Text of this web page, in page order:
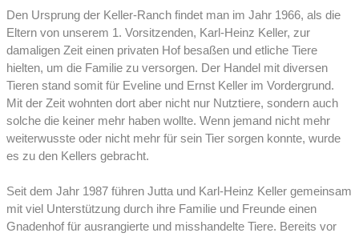
Den Ursprung der Keller-Ranch findet man im Jahr 1966, als die
Eltern von unserem 1. Vorsitzenden, Karl-Heinz Keller, zur
damaligen Zeit einen privaten Hof besaßen und etliche Tiere
hielten, um die Familie zu versorgen. Der Handel mit diversen
Tieren stand somit für Eveline und Ernst Keller im Vordergrund.
Mit der Zeit wohnten dort aber nicht nur Nutztiere, sondern auch
solche die keiner mehr haben wollte. Wenn jemand nicht mehr
weiterwusste oder nicht mehr für sein Tier sorgen konnte, wurde
es zu den Kellers gebracht.
Seit dem Jahr 1987 führen Jutta und Karl-Heinz Keller gemeinsam
mit viel Unterstützung durch ihre Familie und Freunde einen
Gnadenhof für ausrangierte und misshandelte Tiere. Bereits vor